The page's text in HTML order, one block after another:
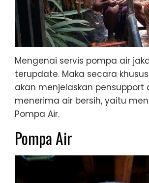
Mengenai servis pompa air
terupdate. Maka secara
akan menjelaskan pensupport
menerima air bersih, yaitu
Pompa Air.
Pompa Air